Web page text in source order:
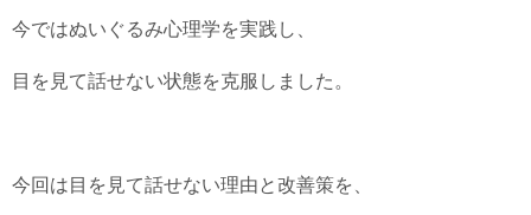
今ではぬいぐるみ心理学を実践し、
目を見て話せない状態を克服しました。
今回は目を見て話せない理由と改善策を、